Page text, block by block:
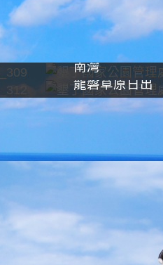
南灣
龍磐草原日出